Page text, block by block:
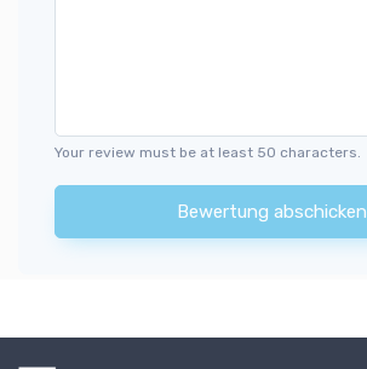
Your review must be at least 50 characters.
Bewertung abschicken